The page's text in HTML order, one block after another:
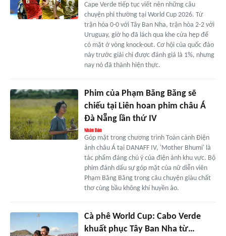
Cape Verde tiếp tục viết nên những câu
chuyện phi thường tại World Cup 2026. Từ
trận hòa 0-0 với Tây Ban Nha, trận hòa 2-2 với
Uruguay, giờ họ đã lách qua khe cửa hẹp để
có mặt ở vòng knock-out. Cơ hội của quốc đảo
này trước giải chỉ được đánh giá là 1%, nhưng
nay nó đã thành hiện thực.
Phim của Phạm Băng Băng sẽ
chiếu tại Liên hoan phim châu Á
Đà Nẵng lần thứ IV
Góp mặt trong chương trình Toàn cảnh Điện
ảnh châu Á tại DANAFF IV, 'Mother Bhumi' là
tác phẩm đáng chú ý của điện ảnh khu vực. Bộ
phim đánh dấu sự góp mặt của nữ diễn viên
Phạm Băng Băng trong câu chuyện giàu chất
thơ cùng bầu không khí huyền ảo.
Cà phê World Cup: Cabo Verde
khuất phục Tây Ban Nha từ…